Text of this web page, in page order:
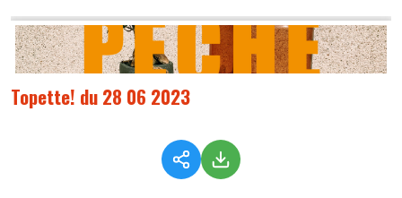
Topette! du 28 06 2023